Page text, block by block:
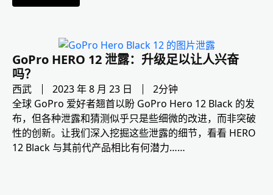
GoPro HERO 12 泄露：升级足以让人兴奋
吗？
西武 2023 年 8 月 23 日
2分钟
全球 GoPro 爱好者翘首以盼 GoPro Hero 12 Black 的发
布，但各种泄露和猜测似乎只是些细微的改进，而非突破
性的创新。让我们深入挖掘这些泄露的细节，看看 HERO
12 Black 与其前代产品相比有何潜力……